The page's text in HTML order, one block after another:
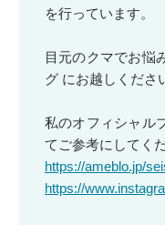
を行っています。
目元のクマでお悩
グ にお越しくださ
私のオフィシャル
てご参考にしてく
https://ameblo.jp/
https://